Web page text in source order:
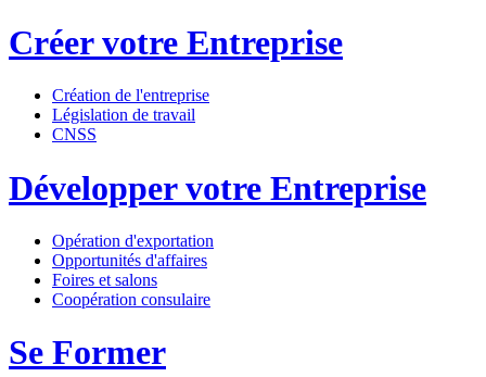
Créer votre Entreprise
Création de l'entreprise
Législation de travail
CNSS
Développer votre Entreprise
Opération d'exportation
Opportunités d'affaires
Foires et salons
Coopération consulaire
Se Former